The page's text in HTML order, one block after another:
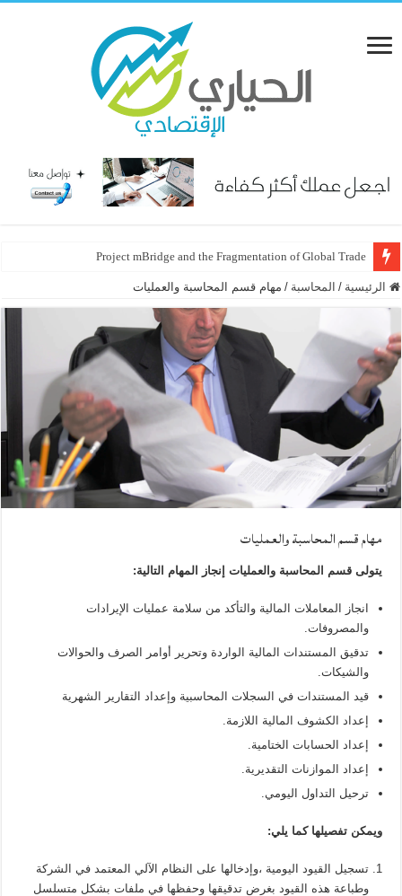
Project mBridge and the Fragmentation of Global Trade
الرئيسية / المحاسبة / مهام قسم المحاسبة والعمليات ‏
مهام قسم المحاسبة والعمليات ‏
يتولى قسم المحاسبة والعمليات إنجاز المهام التالية:
انجاز المعاملات المالية والتأكد من سلامة عمليات الإيرادات
والمصروفات.
تدقيق المستندات المالية الواردة وتحرير أوامر الصرف والحوالات
والشيكات.
قيد المستندات في السجلات المحاسبية وإعداد التقارير الشهرية
إعداد الكشوف المالية اللازمة.
إعداد الحسابات الختامية.
إعداد الموازنات التقديرية.
ترحيل التداول اليومي.
ويمكن تفصيلها كما يلي:
تسجيل القيود اليومية ،وإدخالها على النظام الآلي المعتمد في الشركة
وطباعة هذه القيود بغرض تدقيقها وحفظها في ملفات بشكل متسلسل